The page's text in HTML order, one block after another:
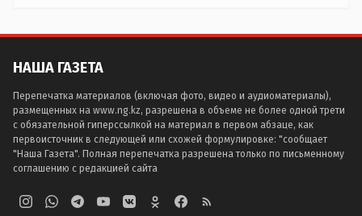
НАША ГАЗЕТА
Перепечатка материалов (включая фото, видео и аудиоматериалы),
размещенных на www.ng.kz, разрешена в объеме не более одной трети
с обязательной гиперссылкой на материал в первом абзаце, как
первоисточник в следующей или схожей формулировке: "сообщает
"Наша Газета". Полная перепечатка разрешена только по письменному
соглашению с редакцией сайта